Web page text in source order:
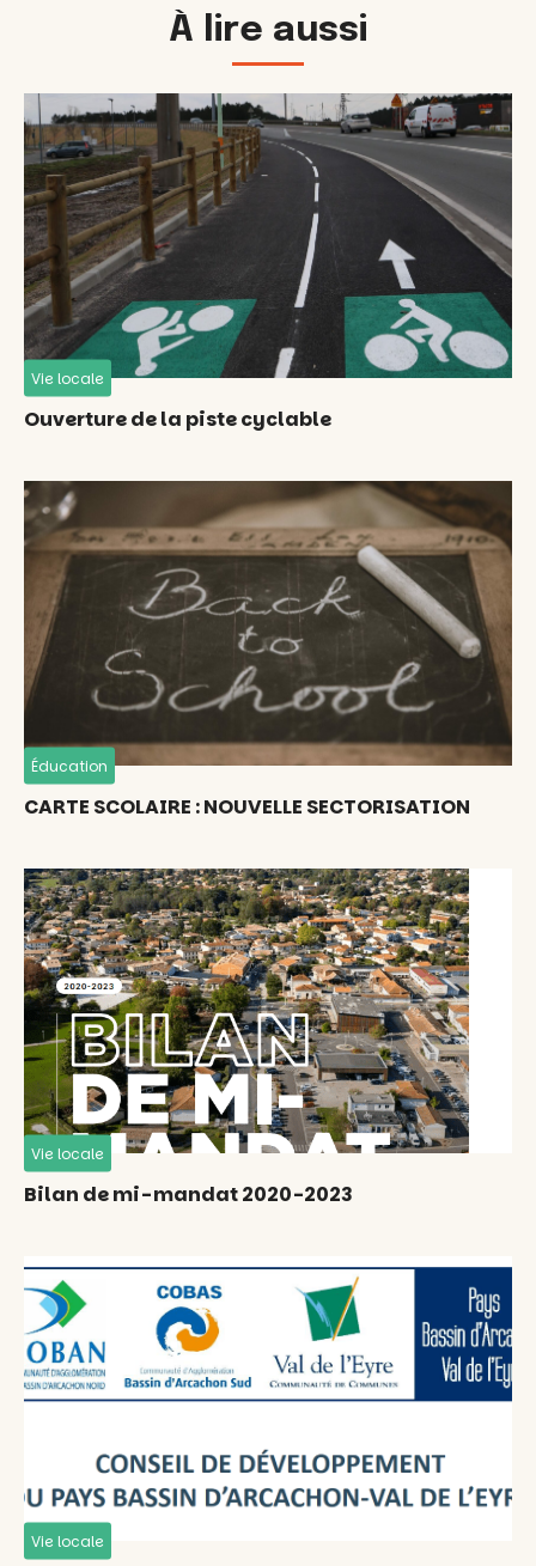
À lire aussi
Vie locale
Ouverture de la piste cyclable
Éducation
CARTE SCOLAIRE : NOUVELLE SECTORISATION
Vie locale
Bilan de mi-mandat 2020-2023
Vie locale